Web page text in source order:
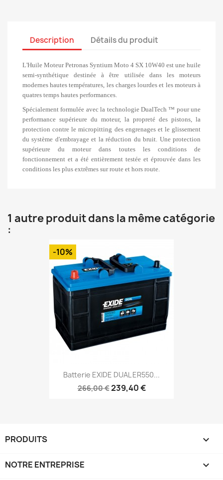
Description Détails du produit
L'Huile Moteur Petronas Syntium Moto 4 SX 10W40 est une huile
semi-synthétique destinée à être utilisée dans les moteurs
modernes hautes températures, les charges lourdes et les moteurs à
quatres temps hautes performances.
Spécialement formulée avec la technologie DualTech ™ pour une
performance supérieure du moteur, la propreté des pistons, la
protection contre le micropitting des engrenages et le glissement
du système d'embrayage et la réduction du bruit. Une protection
supérieure du moteur dans toutes les conditions de
fonctionnement et a été entièrement testée et éprouvée dans les
conditions les plus extrêmes sur route et hors route.
1 autre produit dans la même catégorie
:
Batterie EXIDE DUAL ER550...
266,00 €239,40 €
-10%
PRODUITS 
NOTRE ENTREPRISE 